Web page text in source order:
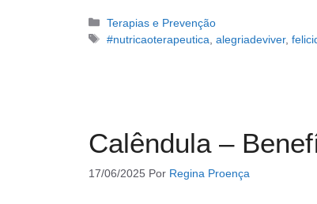
o
p
Categorias
Terapias e Prevenção
Tags
#nutricaoterapeutica ,alegriadeviver,
Calêndula –
17/06/2025 Por Regina Proença